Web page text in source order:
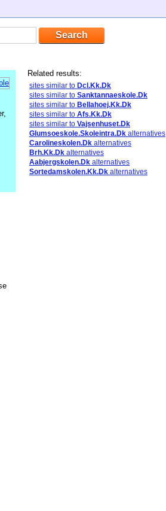
Related results:
sites similar to Dcl.Kk.Dk
sites similar to Sanktannaeskole.Dk
sites similar to Bellahoej.Kk.Dk
sites similar to Afs.Kk.Dk
sites similar to Vajsenhuset.Dk
Glumsoeskole.Skoleintra.Dk alternatives
Carolineskolen.Dk alternatives
Brh.Kk.Dk alternatives
Aabjergskolen.Dk alternatives
Sortedamskolen.Kk.Dk alternatives